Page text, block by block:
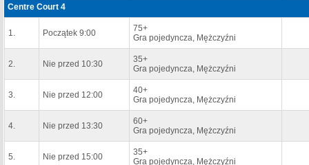
Centre Court 4
1. Początek 9:00
75+
Gra pojedyncza, Mężczyźni
2. Nie przed 10:30
35+
Gra pojedyncza, Mężczyźni
3. Nie przed 12:00
40+
Gra pojedyncza, Mężczyźni
4. Nie przed 13:30
60+
Gra pojedyncza, Mężczyźni
5. Nie przed 15:00
35+
Gra pojedyncza, Mężczyźni